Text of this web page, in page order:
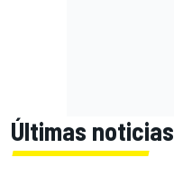
Últimas noticias